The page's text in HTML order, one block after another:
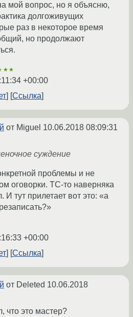
мой вопрос, но я объясню,
долгоживущих
раз в некоторое время
но продолжают
+00:00
Ссылка
от Miguel 10.06.2018 08:09:31
суждение
проблемы и не
оговорки. ТС-то наверняка
И тут прилетает вот это: «а
+00:00
Ссылка
от Deleted 10.06.2018
что это мастер?